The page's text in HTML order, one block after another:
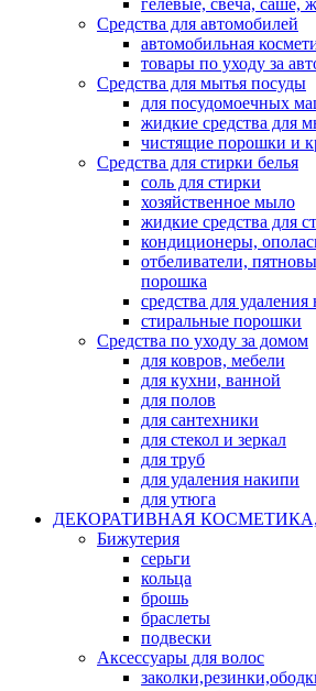
Средства для автомобилей
автомобильная
товары по уходу за
Средства для мытья посуды
для посудомоечных
жидкие средства для
чистящие порошки и
Средства для стирки белья
соль для стирки
хозяйственное мыло
жидкие средства для
кондиционеры,
отбеливатели,
порошка
средства для
стиральные порошки
Средства по уходу за домом
для ковров, мебели
для кухни, ванной
для полов
для сантехники
для стекол и зеркал
для труб
для удаления накипи
для утюга
ДЕКОРАТИВНАЯ
Бижутерия
серьги
кольца
брошь
браслеты
подвески
Аксессуары для волос